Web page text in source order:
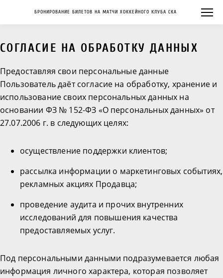
БРОНИРОВАНИЕ БИЛЕТОВ НА МАТЧИ ХОККЕЙНОГО КЛУБА СКА
СОГЛАСИЕ НА ОБРАБОТКУ ДАННЫХ
Предоставляя свои персональные данные
Пользователь даёт согласие на обработку, хранение и
использование своих персональных данных на
основании ФЗ № 152-ФЗ «О персональных данных» от
27.07.2006 г. в следующих целях:
осуществление поддержки клиентов;
рассылка информации о маркетинговых событиях,
рекламных акциях Продавца;
проведение аудита и прочих внутренних
исследований для повышения качества
предоставляемых услуг.
Под персональными данными подразумевается любая
информация личного характера, которая позволяет